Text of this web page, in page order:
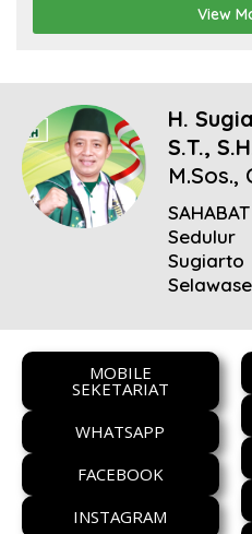
View
H.
S.T.,
M.Sos.,
Sedulur
Sugiarto
Selawase
MOBILE
SEKETARIAT
WHATSAPP
FACEBOOK
INSTAGRAM